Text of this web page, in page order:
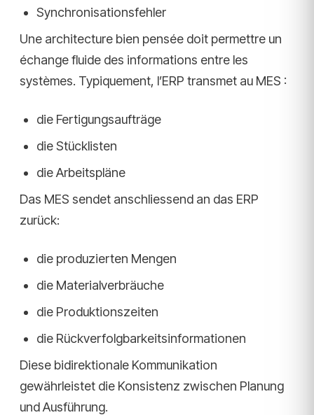
Synchronisationsfehler
Une architecture bien pensée doit permettre un
échange fluide des informations entre les
systèmes. Typiquement, l’ERP transmet au MES :
die Fertigungsaufträge
die Stücklisten
die Arbeitspläne
Das MES sendet anschliessend an das ERP
zurück:
die produzierten Mengen
die Materialverbräuche
die Produktionszeiten
die Rückverfolgbarkeitsinformationen
Diese bidirektionale Kommunikation
gewährleistet die Konsistenz zwischen Planung
und Ausführung.